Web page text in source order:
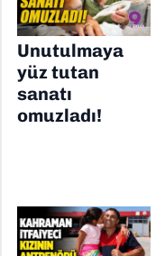
Unutulmaya
yüz tutan
sanatı
omuzladı!